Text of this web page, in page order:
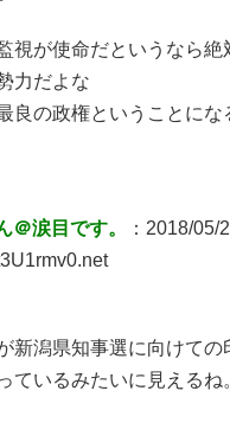
視が使命だというなら絶
力だよな
良の政権ということにな
＠涙目です。
：2018/05/
新潟県知事選に向けての
ているみたいに見えるね